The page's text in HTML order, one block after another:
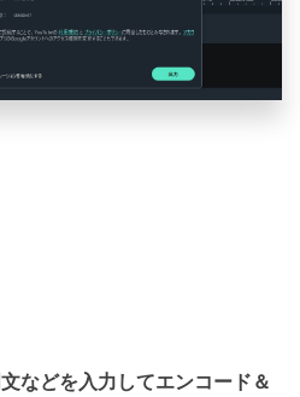
などを入力してエンコード＆